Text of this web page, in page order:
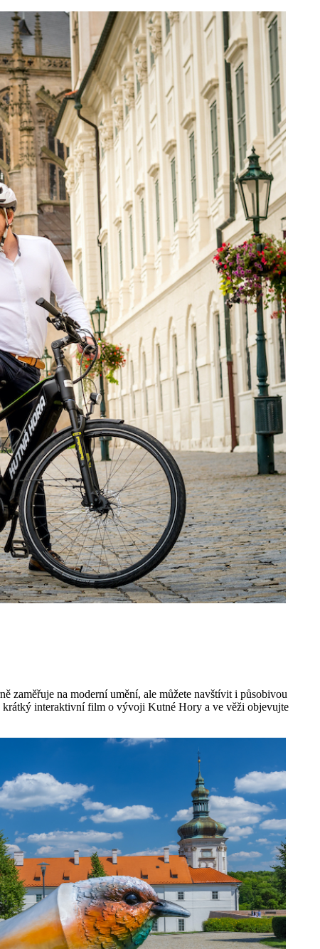
zaměřuje na moderní umění, ale můžete navštívit i působivou
krátký interaktivní film o vývoji Kutné Hory a ve věži objevujte